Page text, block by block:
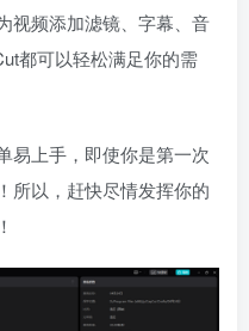
视频添加滤镜、字幕、音
都可以轻松满足你的需
易上手，即使你是第一次
所以，赶快尽情发挥你的